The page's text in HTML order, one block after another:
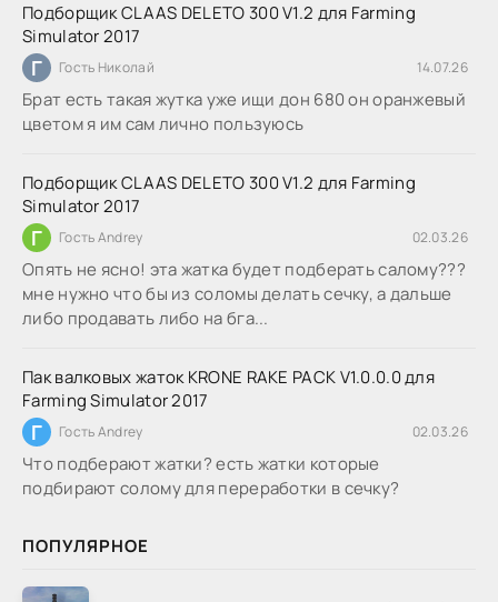
Подборщик CLAAS DELETO 300 V1.2 для Farming
Simulator 2017
Г Гость Николай 14.07.26
Брат есть такая жутка уже ищи дон 680 он оранжевый
цветом я им сам лично пользуюсь
Подборщик CLAAS DELETO 300 V1.2 для Farming
Simulator 2017
Г Гость Andrey 02.03.26
Опять не ясно! эта жатка будет подберать салому???
мне нужно что бы из соломы делать сечку, а дальше
либо продавать либо на бга...
Пак валковых жаток KRONE RAKE PACK V1.0.0.0 для
Farming Simulator 2017
Г Гость Andrey 02.03.26
Что подберают жатки? есть жатки которые
подбирают солому для переработки в сечку?
ПОПУЛЯРНОЕ